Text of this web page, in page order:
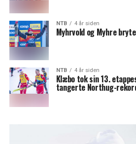
NTB 4 år siden
Myhrvold og Myhre
NTB 4 år siden
Klæbo tok sin 13.
tangerte Northug-